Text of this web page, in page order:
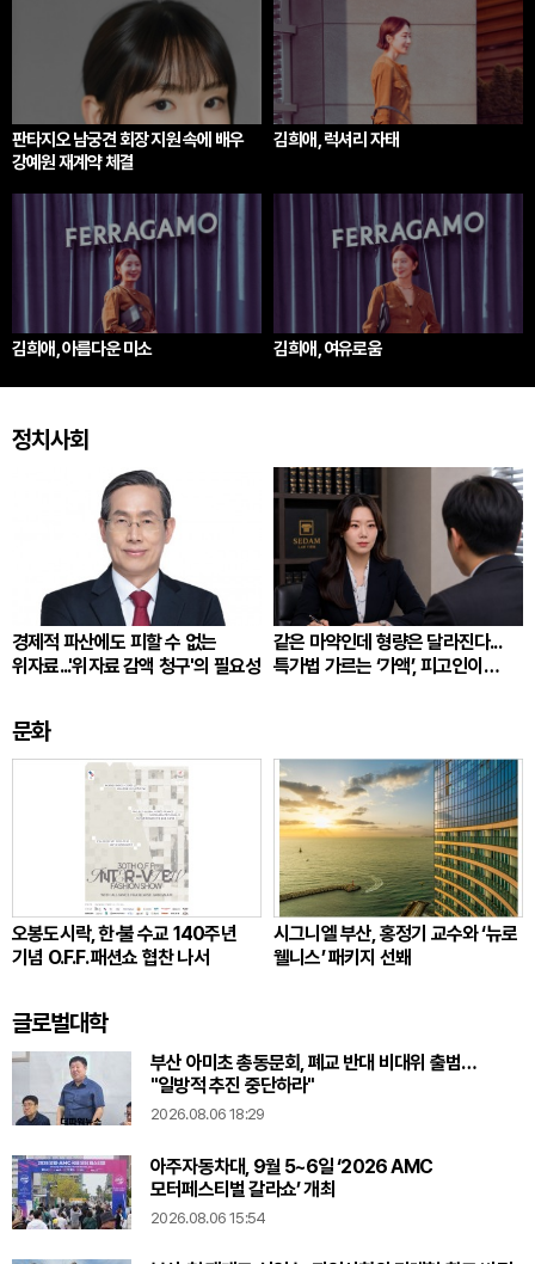
판타지오 남궁견 회장 지원 속에 배우
강예원 재계약 체결
김희애, 럭셔리 자태
김희애, 아름다운 미소 김희애, 여유로움
정치사회
경제적 파산에도 피할 수 없는
위자료...'위자료 감액 청구'의 필요성
같은 마약인데 형량은 달라진다...
특가법 가르는 ‘가액’, 피고인이
문화
오봉도시락, 한·불 수교 140주년
기념 O.F.F. 패션쇼 협찬 나서
시그니엘 부산, 홍정기 교수와 ‘뉴로
웰니스’ 패키지 선봬
글로벌대학
부산 아미초 총동문회, 폐교 반대 비대위 출범…
"일방적 추진 중단하라"
2026.08.06 18:29
아주자동차대, 9월 5~6일 ‘2026 AMC
모터페스티벌 갈라쇼’ 개최
2026.08.06 15:54